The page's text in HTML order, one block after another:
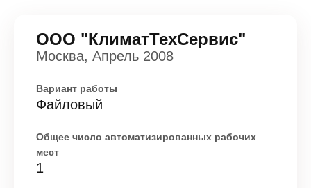
ООО "КлиматТехСервис"
Москва, Апрель 2008
Вариант работы
Файловый
Общее число автоматизированных рабочих
мест
1